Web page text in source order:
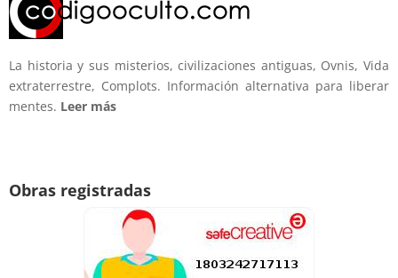
La historia y sus misterios, civilizaciones antiguas, Ovnis, Vida
extraterrestre, Complots. Información alternativa para liberar
mentes. Leer más
Obras registradas